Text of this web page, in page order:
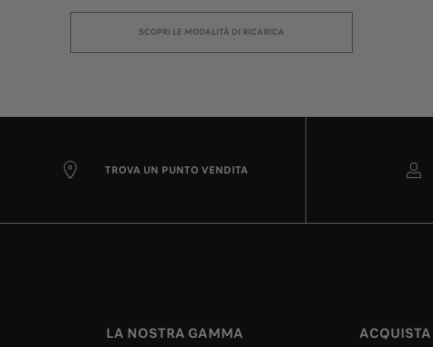
SCOPRI LE MODALITÀ DI RICARICA
TROVA UN PUNTO VENDITA
LA NOSTRA GAMMA ACQUISTA